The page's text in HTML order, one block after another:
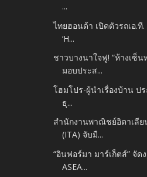
...
ไทยฮอนด้า เปิดตัวรถเอ.
‘H...
ชาวบางนาใจฟู! “ห้างเซ็น
มอบประส...
โฮมโปร-ผู้นำเรื่องบ้าน ป
ธุ...
สำนักงานพาณิชย์อิตาเลีย
(ITA) จับมื...
“อินฟอร์มา มาร์เก็ตส์” จัด
ASEA...